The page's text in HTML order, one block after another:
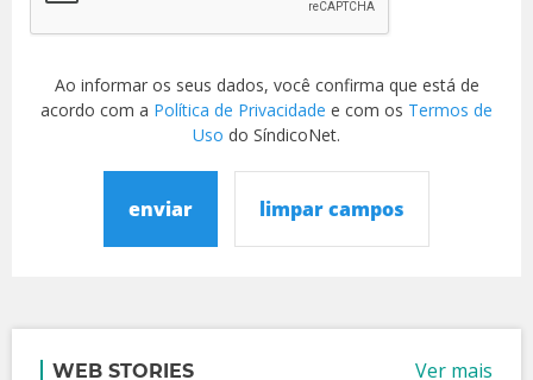
Ao informar os seus dados, você confirma que está de
acordo com a Política de Privacidade e com os Termos de
Uso do SíndicoNet.
enviar limpar campos
WEB STORIES Ver mais